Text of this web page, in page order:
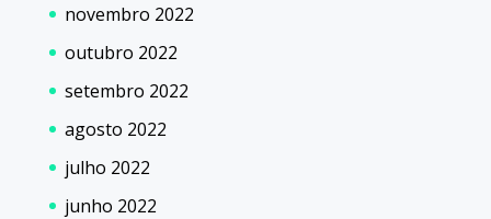
novembro 2022
outubro 2022
setembro 2022
agosto 2022
julho 2022
junho 2022